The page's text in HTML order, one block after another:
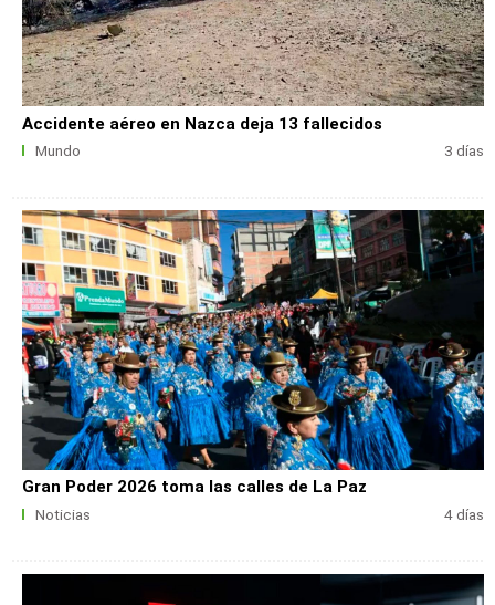
Accidente aéreo en Nazca deja 13 fallecidos
Mundo 3 días
Gran Poder 2026 toma las calles de La Paz
Noticias 4 días